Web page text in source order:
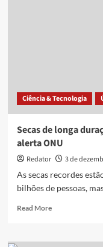
Ciência & Tecnologia
Secas de longa
alerta ONU
Redator 3 de
As secas recordes
bilhões de pessoas,
Read MoreRead
Secas